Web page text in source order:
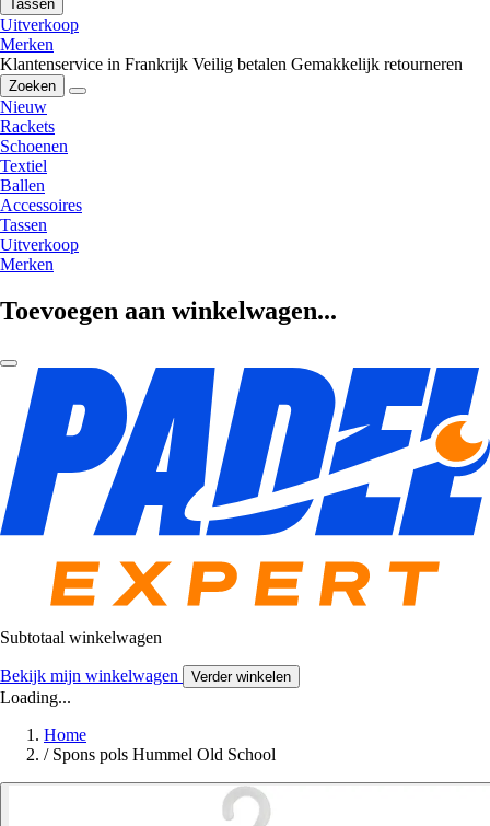
Tassen
Uitverkoop
Merken
Klantenservice in Frankrijk Veilig betalen Gemakkelijk retourneren
Zoeken
Nieuw
Rackets
Schoenen
Textiel
Ballen
Accessoires
Tassen
Uitverkoop
Merken
Toevoegen aan winkelwagen...
Subtotaal winkelwagen
Bekijk mijn winkelwagen Verder winkelen
Loading...
Home
/ Spons pols Hummel Old School